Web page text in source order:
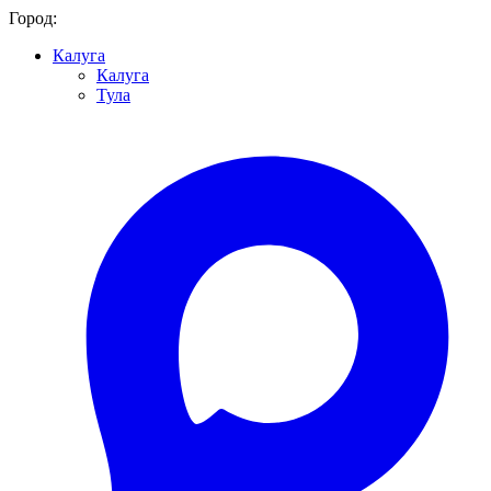
Город:
Калуга
Калуга
Тула